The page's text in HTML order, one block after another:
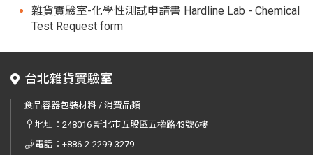
雜貨實驗室-化學性測試申請書 Hardline Lab - Chemical
Test Request form
台北雜貨實驗室
食品容器包裝材料 / 消費品類
地址：248016 新北市五股區五權路43號6樓
電話：+886-2-2299-3279